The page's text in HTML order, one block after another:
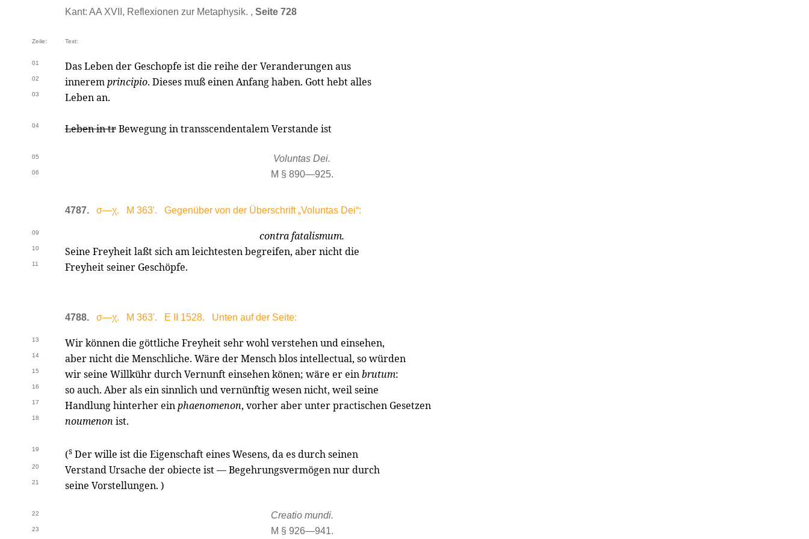
Kant: AA XVII, Reflexionen zur Metaphysik. , Seite 728
Zeile: Text:
01 Das Leben der Geschopfe ist die reihe der Veranderungen aus
02 inneremprincipio. Dieses muß einen Anfang haben. Gott hebt alles
03 Leben an.
04 Leben in trBewegung in transscendentalem Verstande ist
05 Voluntas Dei.
06 M § 890—925.
4787. σ—χ. M 363'. Gegenüber von der Überschrift „Voluntas Dei“:
09 contra fatalismum.
10 Seine Freyheit laßt sich am leichtesten begreifen, aber nicht die
11 Freyheit seiner Geschöpfe.
4788. σ—χ. M 363'. E II 1528. Unten auf der Seite:
13 Wir können die göttliche Freyheit sehr wohl verstehen und einsehen,
14 aber nicht die Menschliche. Wäre der Mensch blos intellectual, so würden
15 wir seine Willkühr durch Vernunft einsehen könen; wäre er einbrutum:
16 so auch. Aber als ein sinnlich und vernünftig wesen nicht, weil seine
17 Handlung hinterher einphaenomenon, vorher aber unter practischen Gesetzen
18 noumenon ist.
19 (s Der wille ist die Eigenschaft eines Wesens, da es durch seinen
20 Verstand Ursache der obiecte ist — Begehrungsvermögen nur durch
21 seine Vorstellungen. )
22 Creatio mundi.
23 M § 926—941.